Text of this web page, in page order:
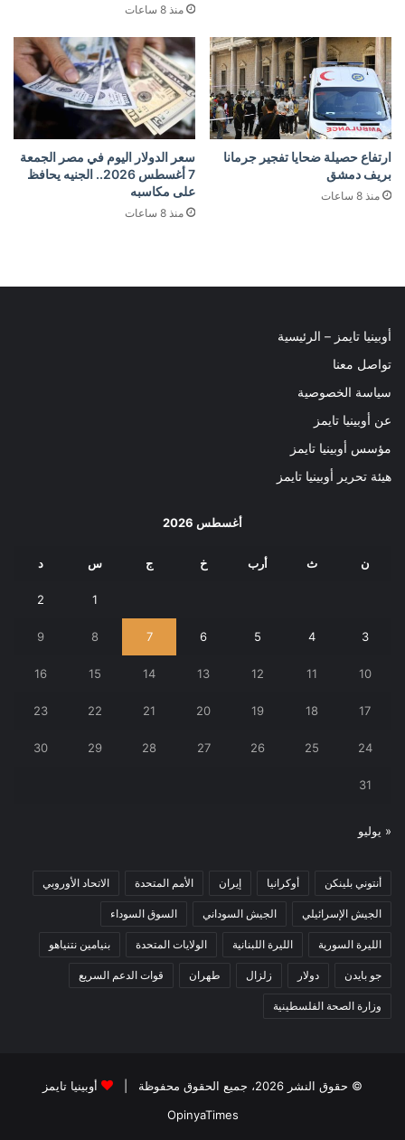
منذ 8 ساعات
ارتفاع حصيلة ضحايا تفجير جرمانا
بريف دمشق
منذ 8 ساعات
سعر الدولار اليوم في مصر الجمعة
7 أغسطس 2026.. الجنيه يحافظ
على مكاسبه
منذ 8 ساعات
أوبينيا تايمز – الرئيسية
تواصل معنا
سياسة الخصوصية
عن أوبينيا تايمز
مؤسس أوبينيا تايمز
هيئة تحرير أوبينيا تايمز
أغسطس 2026
ن ث أرب خ ج س د
1
2
3
4
5
6
7
8
9
10
11
12
13
14
15
16
17
18
19
20
21
22
23
24
25
26
27
28
29
30
31
« يوليو
أنتوني بلينكن أوكرانيا إيران الأمم المتحدة الاتحاد الأوروبي
الجيش الإسرائيلي الجيش السوداني السوق السوداء
الليرة السورية الليرة اللبنانية الولايات المتحدة بنيامين نتنياهو
جو بايدن دولار زلزال طهران قوات الدعم السريع
وزارة الصحة الفلسطينية
© حقوق النشر 2026، جميع الحقوق محفوظة |
أوبينيا تايمز
OpinyaTimes